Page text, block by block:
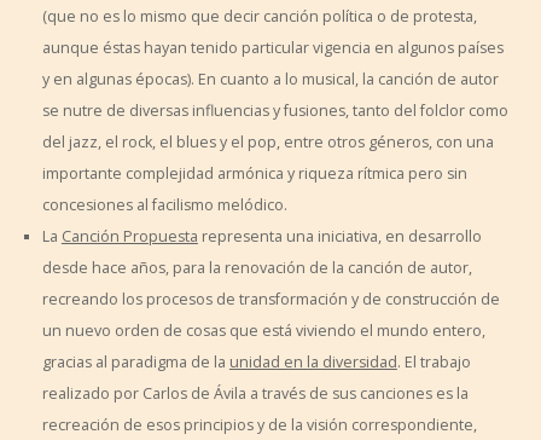
(que no es lo mismo que decir canción política o de protesta,
aunque éstas hayan tenido particular vigencia en algunos países
y en algunas épocas). En cuanto a lo musical, la canción de autor
se nutre de diversas influencias y fusiones, tanto del folclor como
del jazz, el rock, el blues y el pop, entre otros géneros, con una
importante complejidad armónica y riqueza rítmica pero sin
concesiones al facilismo melódico.
La Canción Propuesta representa una iniciativa, en desarrollo
desde hace años, para la renovación de la canción de autor,
recreando los procesos de transformación y de construcción de
un nuevo orden de cosas que está viviendo el mundo entero,
gracias al paradigma de la unidad en la diversidad. El trabajo
realizado por Carlos de Ávila a través de sus canciones es la
recreación de esos principios y de la visión correspondiente,